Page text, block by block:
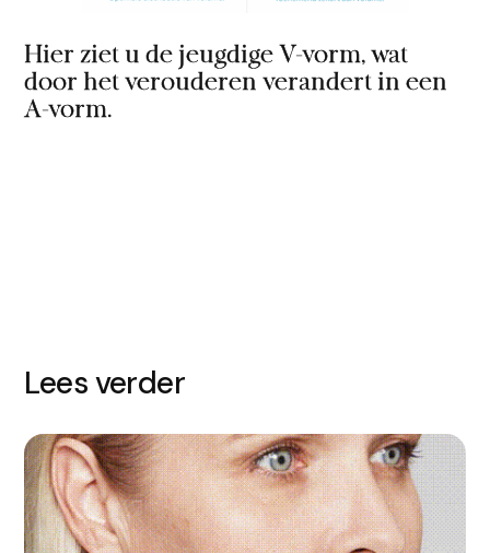
Hier ziet u de jeugdige V-vorm, wat
door het verouderen verandert in een
A-vorm.
Lees verder